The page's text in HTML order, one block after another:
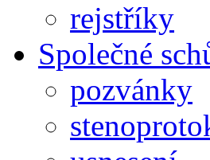
rejstříky
Společné
pozvánky